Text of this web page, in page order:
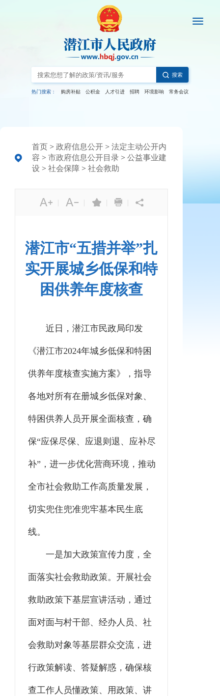
搜索
热门搜索： 购房补贴 公积金 人才引进 招聘 环境影响 常务会议
首页 > 政府信息公开 > 法定主动公开内
容 > 市政府信息公开目录 > 公益事业建
设 > 社会保障 > 社会救助
| | | |
潜江市“五措并举”扎
实开展城乡低保和特
困供养年度核查
近日，潜江市民政局印发
《潜江市2024年城乡低保和特困
供养年度核查实施方案》，指导
各地对所有在册城乡低保对象、
特困供养人员开展全面核查，确
保“应保尽保、应退则退、应补尽
补”，进一步优化营商环境，推动
全市社会救助工作高质量发展，
切实兜住兜准兜牢基本民生底
线。
一是加大政策宣传力度，全
面落实社会救助政策。开展社会
救助政策下基层宣讲活动，通过
面对面与村干部、经办人员、社
会救助对象等基层群众交流，进
行政策解读、答疑解惑，确保核
查工作人员懂政策、用政策、讲